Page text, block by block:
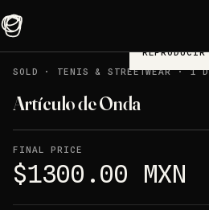
REPRODUCIR
SOLD
· TENIS & STREETWEAR·1
Artículo de Onda
FINAL PRICE
$1300.00 MXN